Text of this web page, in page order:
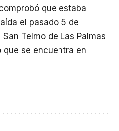
que estaba
el pasado 5 de
Telmo de Las Palmas
que se encuentra en